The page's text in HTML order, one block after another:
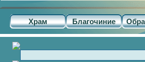
Храм Благочиние